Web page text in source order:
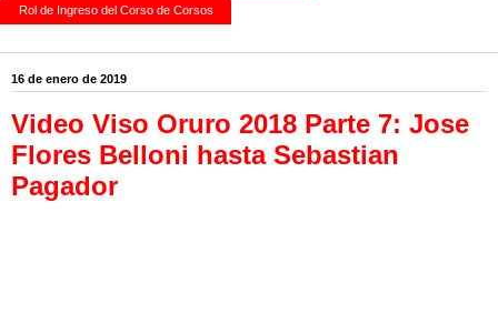
Rol de Ingreso del Corso de Corsos
16 de enero de 2019
Video Viso Oruro 2018 Parte 7: Jose
Flores Belloni hasta Sebastian
Pagador